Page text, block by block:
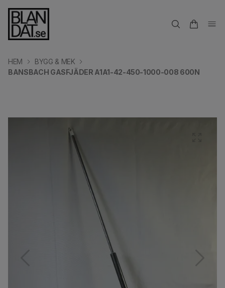
HEM
BYGG & MEK
BANSBACH GASFJÄDER A1A1-42-450-1000-008 600N